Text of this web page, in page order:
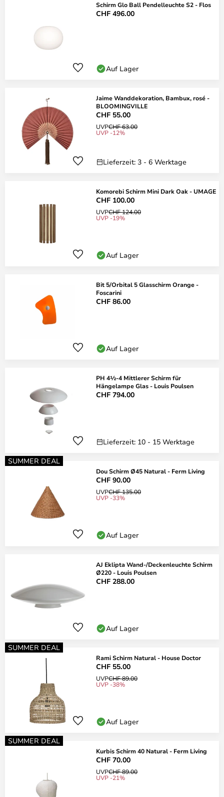
Schirm Glo Ball Pendelleuchte S2 - Flos
CHF 496.00
Auf Lager
Jaime Wanddekoration, Bambux, rosé -
BLOOMINGVILLE
CHF 55.00
UVPCHF 63.00
UVP -12%
Lieferzeit: 3 - 6 Werktage
Komorebi Schirm Mini Dark Oak - UMAGE
CHF 100.00
UVPCHF 124.00
UVP -19%
Auf Lager
Bit 5/Orbital 5 Glasschirm Orange -
Foscarini
CHF 86.00
Auf Lager
PH 4½-4 Mittlerer Schirm für
Hängelampe Glas - Louis Poulsen
CHF 794.00
Lieferzeit: 10 - 15 Werktage
SUMMER DEAL
Dou Schirm Ø45 Natural - Ferm Living
CHF 90.00
UVPCHF 135.00
UVP -33%
Auf Lager
AJ Eklipta Wand-/Deckenleuchte Schirm
Ø220 - Louis Poulsen
CHF 288.00
Auf Lager
SUMMER DEAL
Rami Schirm Natural - House Doctor
CHF 55.00
UVPCHF 89.00
UVP -38%
Auf Lager
SUMMER DEAL
Kurbis Schirm 40 Natural - Ferm Living
CHF 70.00
UVPCHF 89.00
UVP -21%